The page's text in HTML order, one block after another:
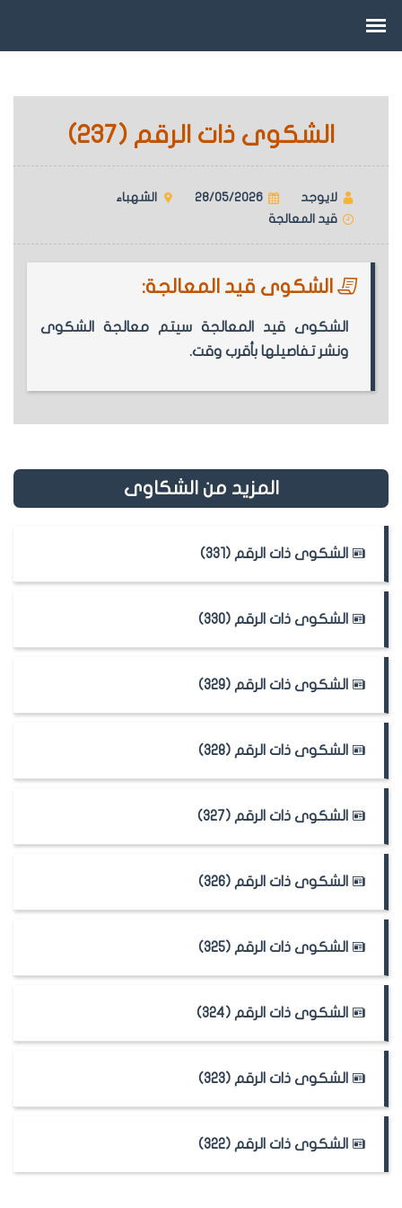
الشكوى ذات الرقم (237)
لايوجد 28/05/2026
الشهباء
قيد المعالجة
الشكوى قيد المعالجة:
الشكوى قيد المعالجة سيتم معالجة الشكوى
ونشر تفاصيلها بأقرب وقت.
المزيد من الشكاوى
الشكوى ذات الرقم (331)
الشكوى ذات الرقم (330)
الشكوى ذات الرقم (329)
الشكوى ذات الرقم (328)
الشكوى ذات الرقم (327)
الشكوى ذات الرقم (326)
الشكوى ذات الرقم (325)
الشكوى ذات الرقم (324)
الشكوى ذات الرقم (323)
الشكوى ذات الرقم (322)